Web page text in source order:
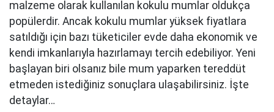
malzeme olarak kullanılan kokulu mumlar oldukça
popülerdir. Ancak kokulu mumlar yüksek fiyatlara
satıldığı için bazı tüketiciler evde daha ekonomik ve
kendi imkanlarıyla hazırlamayı tercih edebiliyor. Yeni
başlayan biri olsanız bile mum yaparken tereddüt
etmeden istediğiniz sonuçlara ulaşabilirsiniz. İşte
detaylar…